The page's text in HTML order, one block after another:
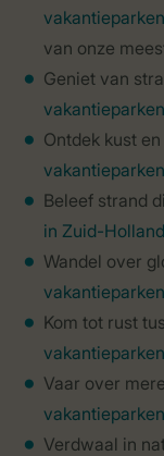
van onze
Geniet van
Ontdek kust
Beleef strand
in Zuid-Holland
Wandel over
Kom tot rust
Vaar over
Verdwaal in